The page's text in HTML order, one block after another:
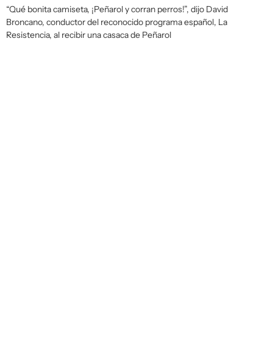
“Qué bonita camiseta, ¡Peñarol y corran perros!”, dijo David
Broncano, conductor del reconocido programa español, La
Resistencia, al recibir una casaca de Peñarol